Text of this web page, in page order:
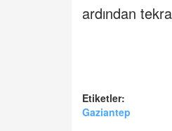
ardından
Etiketler:
Gaziantep